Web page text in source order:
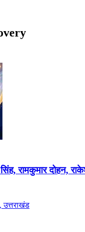
रामकुमार दोहन,
उत्तराखंड